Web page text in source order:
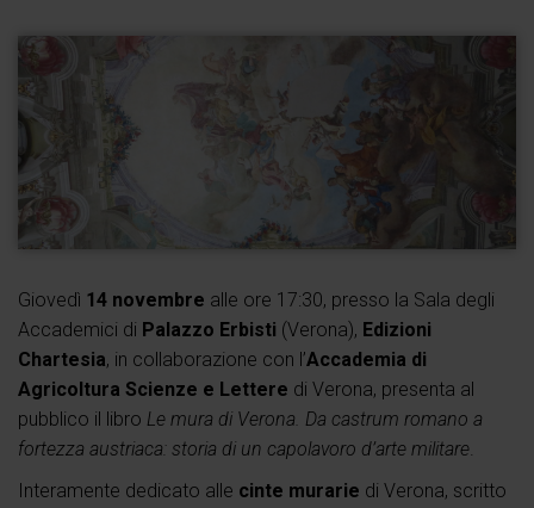
Giovedì 14 novembre alle ore 17:30, presso la Sala degli
Accademici di Palazzo Erbisti (Verona), Edizioni
Chartesia, in collaborazione con l’Accademia di
Agricoltura Scienze e Lettere di Verona, presenta al
pubblico il libro Le mura di Verona. Da castrum romano a
fortezza austriaca: storia di un capolavoro d’arte militare.
Interamente dedicato alle cinte murarie di Verona, scritto